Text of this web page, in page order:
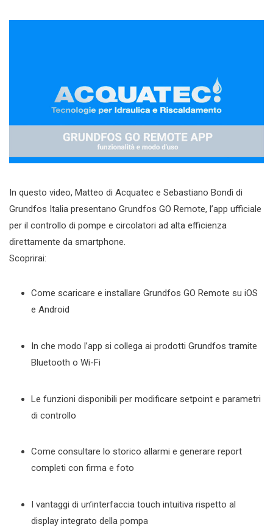
In questo video, Matteo di Acquatec e Sebastiano Bondì di
Grundfos Italia presentano Grundfos GO Remote, l’app ufficiale
per il controllo di pompe e circolatori ad alta efficienza
direttamente da smartphone.
Scoprirai:
Come scaricare e installare Grundfos GO Remote su iOS
e Android
In che modo l’app si collega ai prodotti Grundfos tramite
Bluetooth o Wi-Fi
Le funzioni disponibili per modificare setpoint e parametri
di controllo
Come consultare lo storico allarmi e generare report
completi con firma e foto
I vantaggi di un’interfaccia touch intuitiva rispetto al
display integrato della pompa